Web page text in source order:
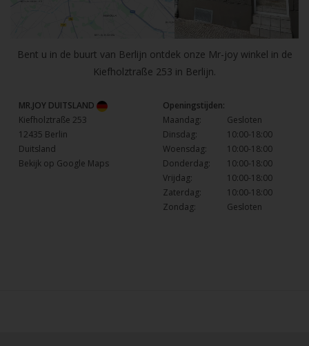
Bent u in de buurt van Berlijn ontdek onze Mr-joy winkel in de
Kiefholztraße 253 in Berlijn.
MR.JOY DUITSLAND
Kiefholztraße 253
12435 Berlin
Duitsland
Bekijk op Google Maps
Openingstijden:
Maandag:
Gesloten
Dinsdag:
10:00-18:00
Woensdag:
10:00-18:00
Donderdag:
10:00-18:00
Vrijdag:
10:00-18:00
Zaterdag:
10:00-18:00
Zondag:
Gesloten